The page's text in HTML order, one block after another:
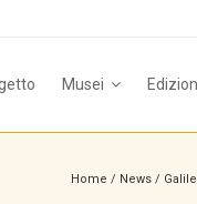
Musei
Home / News /